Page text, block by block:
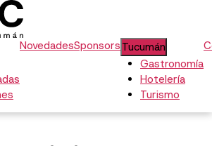
NovedadesSponsors Tucumán
Gastronomía
Hotelería
Turismo